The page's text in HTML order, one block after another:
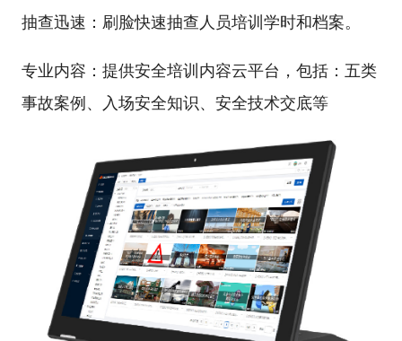
抽查迅速：刷脸快速抽查人员培训学时和档案。
专业内容：提供安全培训内容云平台，包括：五类
事故案例、入场安全知识、安全技术交底等